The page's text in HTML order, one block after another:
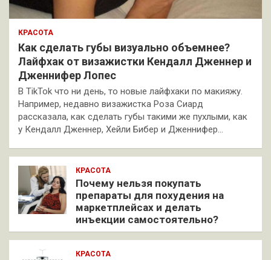
КРАСОТА
Как сделать губы визуально объемнее?
Лайфхак от визажистки Кендалл Дженнер и
Дженнифер Лопес
В TikTok что ни день, то новые лайфхаки по макияжу.
Например, недавно визажистка Роза Сиард
рассказала, как сделать губы такими же пухлыми, как
у Кендалл Дженнер, Хейли Бибер и Дженнифер…
КРАСОТА
Почему нельзя покупать
препараты для похудения на
маркетплейсах и делать
инъекции самостоятельно?
КРАСОТА